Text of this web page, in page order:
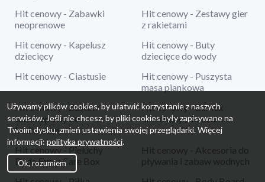
Hit cenowy - Zabawki
neoprenowe
Hit cenowy - Zestawy gier
z rakietami
Hit cenowy - Kapelusz
dziecięcy
Hit cenowy - Buty
dziecięce do wody
Hit cenowy - Ciastusie
Hit cenowy - Puszysta
masa piankowa
Hit cenowy - Zestaw
teleskopowy do
badmintona
Hit cenowy - Zamek
dmuchany z koszem
Hit cenowy - Pieluchy
Dada Extra Care Box
Hit cenowy - Akcesoria do
pływania i zabaw wodnych
Używamy plików cookies, by ułatwić korzystanie z naszych
serwisów. Jeśli nie chcesz, by pliki cookies były zapisywane na
Twoim dysku, zmień ustawienia swojej przeglądarki. Więcej
informacji: polityka prywatności.
Ok, rozumiem